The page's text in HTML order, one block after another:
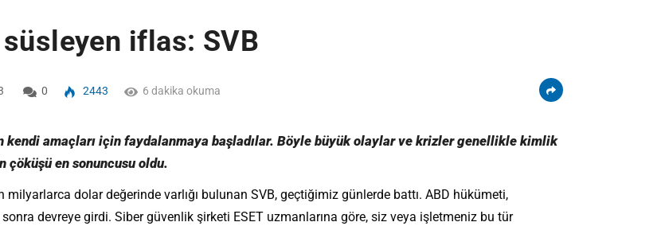
süsleyen iflas: SVB
0 2443 6 dakika okuma
kendi amaçları için faydalanmaya başladılar. Böyle büyük olaylar ve krizler genellikle kimlik
çöküşü en sonuncusu oldu.
dolar değerinde varlığı bulunan SVB, geçtiğimiz günlerde battı. ABD hükümeti,
devreye girdi. Siber güvenlik şirketi ESET uzmanlarına göre, siz veya işletmeniz bu tür